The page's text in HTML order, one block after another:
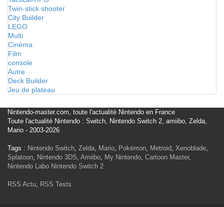
Twin-stick shooter
City Builder
LEGO
Multi
Cinéma
Film
console
Autre
Deck Builder
Jeu de plateau
Nintendo-master.com, toute l'actualité Nintendo en France
Toute l'actualité Nintendo : Switch, Nintendo Switch 2, amiibo, Zelda,
Mario - 2003-2026
Tags : Nintendo Switch, Zelda, Mario, Pokémon, Metroid, Xenoblade,
Splatoon, Nintendo 3DS, Amiibo, My Nintendo, Cartoon Master,
Nintendo Labo Nintendo Switch 2
RSS Actu, RSS Tests